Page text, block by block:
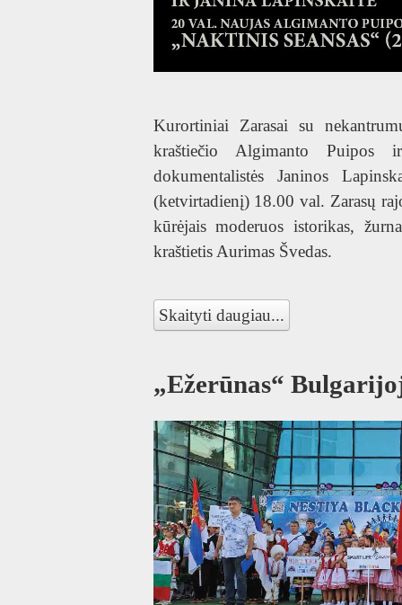
Kurortiniai Zarasai su
kraštiečio Algimanto Puipos
dokumentalistės Janinos
(ketvirtadienį) 18.00 val. Zarasų
kūrėjais moderuos istorikas,
kraštietis Aurimas Švedas.
Skaityti daugiau...
„Ežerūnas“